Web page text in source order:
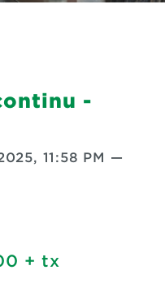
-
11:58 PM —
+ tx